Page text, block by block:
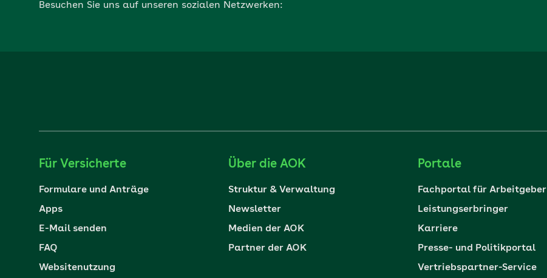
Besuchen Sie uns auf unseren sozialen Netzwerken:
Für Versicherte
Formulare und Anträge
Apps
E-Mail senden
FAQ
Websitenutzung
Über die AOK
Struktur & Verwaltung
Newsletter
Medien der AOK
Partner der AOK
Portale
Fachportal für Arbeitgeber
Leistungserbringer
Karriere
Presse- und Politikportal
Vertriebspartner-Service